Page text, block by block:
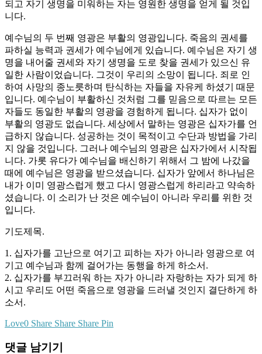
되고 자기 생명을 미워하는 자는 영원한 생명을 얻게 될 것입
니다.
예수님의 두 번째 영광은 부활의 영광입니다. 죽음의 권세를
파하실 능력과 권세가 예수님에게 있습니다. 예수님은 자기 생
명을 내어줄 권세와 자기 생명을 도로 찾을 권세가 있으신 유
일한 사람이었습니다. 그것이 우리의 소망이 됩니다. 죄로 인
하여 사망의 종노릇하며 탄식하는 자들을 자유케 하셨기 때문
입니다. 예수님이 부활하신 것처럼 그를 믿음으로 따르는 모든
자들도 동일한 부활의 영광을 경험하게 됩니다. 십자가 없이
부활의 영광도 없습니다. 세상에서 말하는 영광은 십자가를 언
급하지 않습니다. 성공하는 것이 목적이고 수단과 방법을 가리
지 않을 것입니다. 그러나 예수님의 영광은 십자가에서 시작됩
니다. 가롯 유다가 예수님을 배신하기 위해서 그 밤에 나갔을
때에 예수님은 영광을 받으셨습니다. 십자가 앞에서 하나님은
내가 이미 영광스럽게 했고 다시 영광스럽게 하리라고 약속하
셨습니다. 이 소리가 난 것은 예수님이 아니라 우리를 위한 것
입니다.
기도제목.
1. 십자가를 고난으로 여기고 피하는 자가 아니라 영광으로 여
기고 예수님과 함께 걸어가는 동행을 하게 하소서.
2. 십자가를 부끄러워 하는 자가 아니라 자랑하는 자가 되게 하
시고 우리도 어떤 죽음으로 영광을 드러낼 것인지 결단하게 하
소서.
Love0 Share Share Share Pin
댓글 남기기